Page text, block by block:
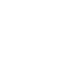
в буфер